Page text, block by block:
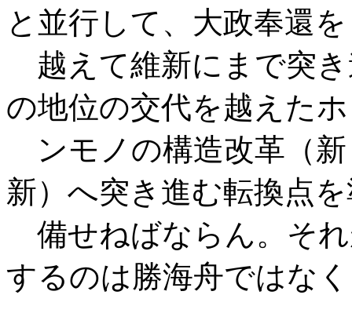
と並行して、大政奉還を
越えて維新にまで突
の地位の交代を越えたホ
ンモノの構造改革（
新）へ突き進む転換点
備せねばならん。そ
するのは勝海舟ではな